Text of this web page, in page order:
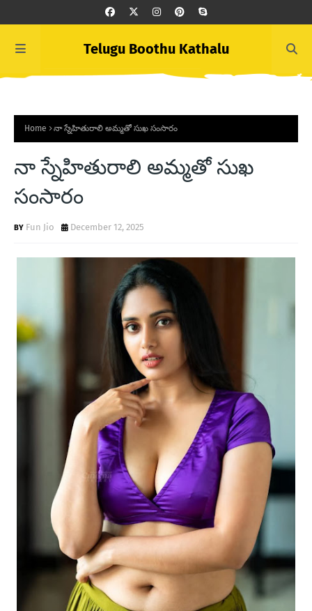
Telugu Boothu Kathalu
Home నా స్నేహితురాలి అమ్మతో సుఖ సంసారం
నా స్నేహితురాలి అమ్మతో సుఖ
సంసారం
Fun Jio December 12, 2025